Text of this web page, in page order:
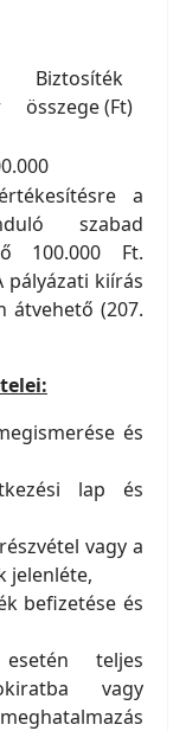
Biztosíték
összege (Ft)
a
szabad
100.000 Ft.
pályázati kiírás
átvehető (207.
és
lap és
vagy a
jelenléte,
befizetése és
teljes
vagy